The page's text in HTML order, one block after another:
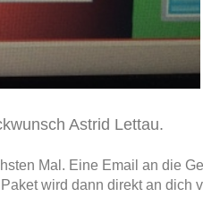
Astrid Lettau.
Mal. Eine Email an die
wird dann direkt an dich